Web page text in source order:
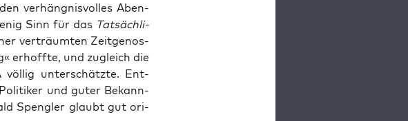
ver­häng­nis­vol­les Aben­
Sinn für das Tat­säch­li­
ver­träum­ten Zeit­ge­nos­
erhoff­te, und zugleich die
völ­lig unter­schätz­te. Ent­
und guter Bekann­
Speng­ler glaubt gut ori­